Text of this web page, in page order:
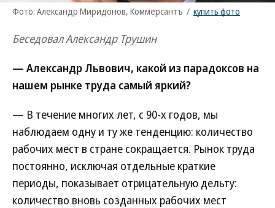
Фото: Александр Миридонов, Коммерсантъ / купить фото
Беседовал Александр Трушин
— Александр Львович, какой из парадоксов на
нашем рынке труда самый яркий?
— В течение многих лет, с 90-х годов, мы
наблюдаем одну и ту же тенденцию: количество
рабочих мест в стране сокращается. Рынок труда
постоянно, исключая отдельные краткие
периоды, показывает отрицательную дельту:
количество вновь созданных рабочих мест